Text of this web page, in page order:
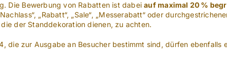
Die Bewerbung von Rabatten ist dabeiauf maximal 20 %
„Rabatt“, „Sale“, „Messerabatt“ oder
der Standdekoration dienen, zu achten.
die zur Ausgabe an Besucher bestimmt sind, dürfen ebenfalls